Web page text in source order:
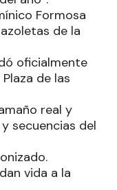
Formosa
de la
oficialmente
de las
real y
secuencias del
vida a la